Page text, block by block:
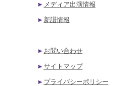
メディア出演情報
新譜情報
お問い合わせ
サイトマップ
プライバシーポリシー